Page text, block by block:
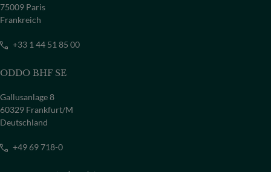
75009 Paris
Frankreich
+33 1 44 51 85 00
ODDO BHF SE
Gallusanlage 8
60329 Frankfurt/M
Deutschland
+49 69 718-0